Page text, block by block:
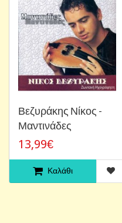
Βεζυράκης Νίκος -
Μαντινάδες
13,99€
Καλάθι